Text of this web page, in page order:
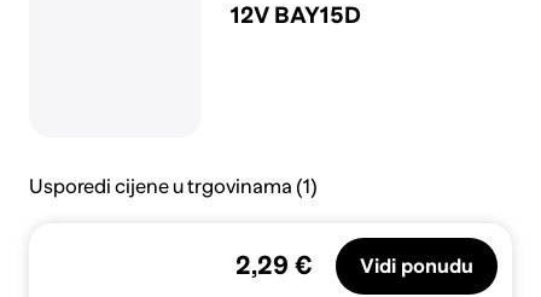
12V BAY15D
Usporedi cijene u trgovinama (1)
2,29 € Vidi ponudu